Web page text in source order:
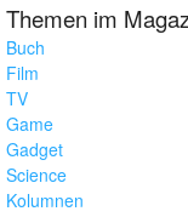
Themen im
Buch
Film
TV
Game
Gadget
Science
Kolumnen